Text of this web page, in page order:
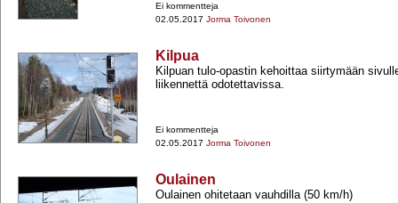
Ei kommentteja
02.05.2017 Jorma Toivonen
Kilpua
Kilpuan tulo-​opastin kehoittaa siirtymään
liikennettä odotettavissa.
Ei kommentteja
02.05.2017 Jorma Toivonen
Oulainen
Oulainen ohitetaan vauhdilla (50 km/h)